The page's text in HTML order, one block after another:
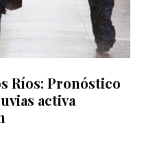
Ríos: Pronóstico
activa